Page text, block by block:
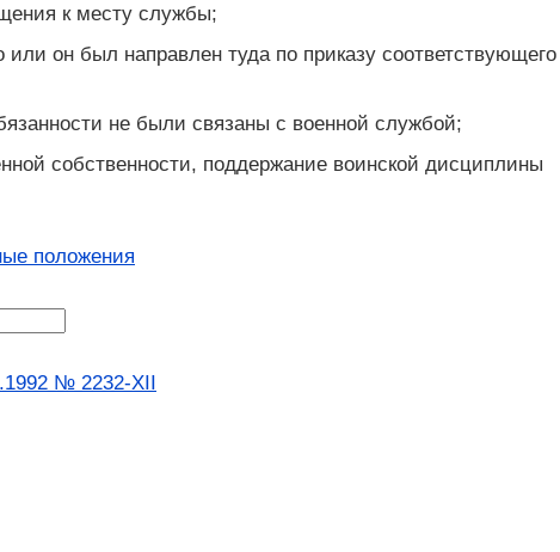
к месту службы;
он был направлен туда по приказу соответствующего
не были связаны с военной службой;
собственности, поддержание воинской дисциплины
положения
№ 2232-XII